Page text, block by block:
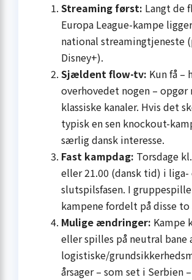
Streaming først: Langt de
Europa League-kampe
national streamingtjeneste
Disney+).
Sjældent flow-tv: Kun få –
overhovedet nogen – opgør
klassiske kanaler. Hvis det
typisk en sen knockout-
særlig dansk interesse.
Fast kampdag: Torsdage
eller 21.00 (dansk tid) i liga-
slutspilsfasen. I
kampene fordelt på disse
Mulige ændringer: Kampe
eller spilles på neutral bane
logistiske/
årsager – som set i Serbien